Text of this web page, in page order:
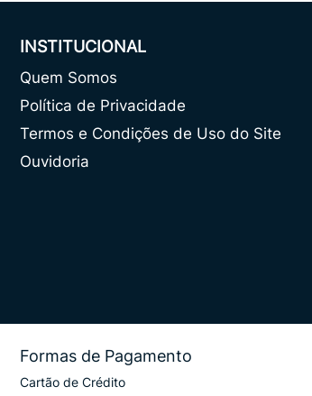
INSTITUCIONAL
Quem Somos
Política de Privacidade
Termos e Condições de Uso do Site
Ouvidoria
Formas de Pagamento
Cartão de Crédito